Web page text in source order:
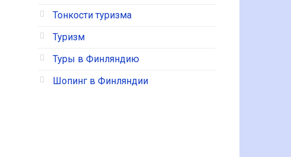
Тонкости туризма
Туризм
Туры в Финляндию
Шопинг в Финляндии